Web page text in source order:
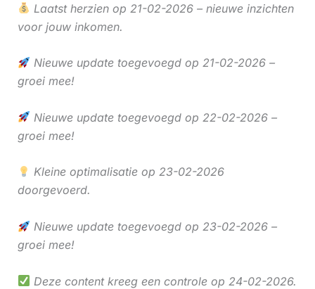
Laatst herzien op 21-02-2026 – nieuwe inzichten
voor jouw inkomen.
Nieuwe update toegevoegd op 21-02-2026 –
groei mee!
Nieuwe update toegevoegd op 22-02-2026 –
groei mee!
Kleine optimalisatie op 23-02-2026
doorgevoerd.
Nieuwe update toegevoegd op 23-02-2026 –
groei mee!
Deze content kreeg een controle op 24-02-2026.